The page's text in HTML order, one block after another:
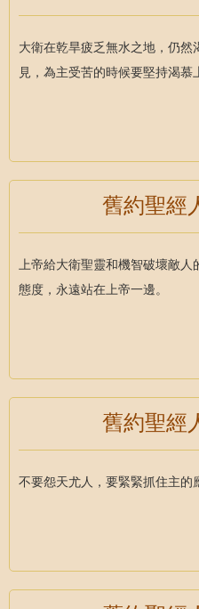
大衛在乾旱疲乏無水之地，仍
見，為主受苦的時候要堅持渴慕
舊約聖經
上帝給大衛聖靈和機智破壞敵人
態度，永遠站在上帝一邊。
舊約聖經
不要怨天尤人，要緊緊抓住主的